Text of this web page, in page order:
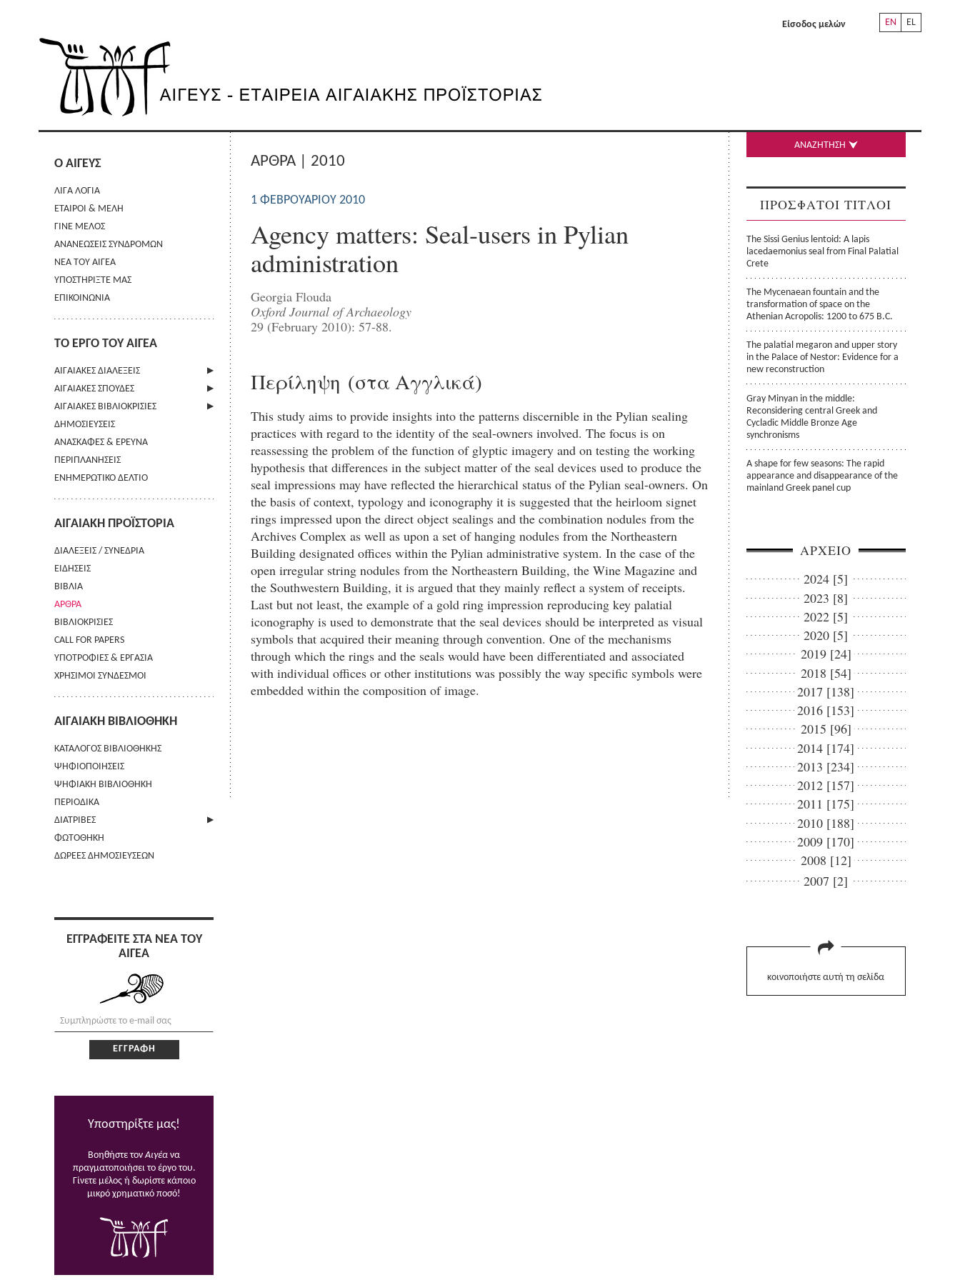
EN EL
Είσοδος μελών
Ο ΑΙΓΕΥΣ
ΛΙΓΑ ΛΟΓΙΑ
ΕΤΑΙΡΟΙ & ΜΕΛΗ
ΓΙΝΕ ΜΕΛΟΣ
ΑΝΑΝΕΩΣΕΙΣ ΣΥΝΔΡΟΜΩΝ
ΝΕΑ ΤΟΥ ΑΙΓΕΑ
ΥΠΟΣΤΗΡΙΞΤΕ ΜΑΣ
ΕΠΙΚΟΙΝΩΝΙΑ
ΤΟ ΕΡΓΟ ΤΟΥ ΑΙΓΕΑ
ΑΙΓΑΙΑΚΕΣ ΔΙΑΛΕΞΕΙΣ
ΠΛΗΡΟΦΟΡΙΕΣ
ΑΙΓΑΙΑΚΕΣ ΣΠΟΥΔΕΣ
ΠΛΗΡΟΦΟΡΙΕΣ
ΟΔΗΓΙΕΣ ΠΡΟΣ ΣΥΓΓΡΑΦΕΙΣ
ΟΡΟΙ ΧΡΗΣΗΣ
ΕΠΙΚΟΙΝΩΝΙΑ
ΑΙΓΑΙΑΚΕΣ ΒΙΒΛΙΟΚΡΙΣΙΕΣ
ΠΛΗΡΟΦΟΡΙΕΣ
ΔΗΜΟΣΙΕΥΣΕΙΣ
ΑΝΑΣΚΑΦΕΣ & ΕΡΕΥΝΑ
ΠΕΡΙΠΛΑΝΗΣΕΙΣ
ΕΝΗΜΕΡΩΤΙΚΟ ΔΕΛΤΙΟ
ΑΙΓΑΙΑΚΗ ΠΡΟΪΣΤΟΡΙΑ
ΔΙΑΛΕΞΕΙΣ / ΣΥΝΕΔΡΙΑ
ΕΙΔΗΣΕΙΣ
ΒΙΒΛΙΑ
ΑΡΘΡΑ
ΒΙΒΛΙΟΚΡΙΣΙΕΣ
CALL FOR PAPERS
ΥΠΟΤΡΟΦΙΕΣ & ΕΡΓΑΣΙΑ
ΧΡΗΣΙΜΟΙ ΣΥΝΔΕΣΜΟΙ
ΑΙΓΑΙΑΚΗ ΒΙΒΛΙΟΘΗΚΗ
ΚΑΤΑΛΟΓΟΣ ΒΙΒΛΙΟΘΗΚΗΣ
ΨΗΦΙΟΠΟΙΗΣΕΙΣ
ΨΗΦΙΑΚΗ ΒΙΒΛΙΟΘΗΚΗ
ΠΕΡΙΟΔΙΚΑ
ΔΙΑΤΡΙΒΕΣ
ΑΠΟΣΤΟΛΗ ΠΕΡΙΛΗΨΗΣ
ΦΩΤΟΘΗΚΗ
ΔΩΡΕΕΣ ΔΗΜΟΣΙΕΥΣΕΩΝ
ΕΓΓΡΑΦΕΙΤΕ ΣΤΑ ΝΕΑ ΤΟΥ
ΑΙΓΕΑ
Υποστηρίξτε μας!
Βοηθήστε τονΑιγέα να
πραγματοποιήσει το έργο του.
Γίνετε μέλος ή δωρίστε κάποιο
μικρό χρηματικό ποσό!
ΑΡΘΡΑ | 2010
1 ΦΕΒΡΟΥΑΡΊΟΥ 2010
Agency matters: Seal-users in Pylian
administration
Georgia Flouda
Oxford Journal of Archaeology
29 (February 2010): 57-88.
Περίληψη (στα Αγγλικά)
This study aims to provide insights into the patterns discernible in the Pylian sealing
practices with regard to the identity of the seal-owners involved. The focus is on
reassessing the problem of the function of glyptic imagery and on testing the working
hypothesis that differences in the subject matter of the seal devices used to produce the
seal impressions may have reflected the hierarchical status of the Pylian seal-owners. On
the basis of context, typology and iconography it is suggested that the heirloom signet
rings impressed upon the direct object sealings and the combination nodules from the
Archives Complex as well as upon a set of hanging nodules from the Northeastern
Building designated offices within the Pylian administrative system. In the case of the
open irregular string nodules from the Northeastern Building, the Wine Magazine and
the Southwestern Building, it is argued that they mainly reflect a system of receipts.
Last but not least, the example of a gold ring impression reproducing key palatial
iconography is used to demonstrate that the seal devices should be interpreted as visual
symbols that acquired their meaning through convention. One of the mechanisms
through which the rings and the seals would have been differentiated and associated
with individual offices or other institutions was possibly the way specific symbols were
embedded within the composition of image.
ΑΝΑΖΗΤΗΣΗ
ΠΡΟΣΦΑΤΟΙ ΤΙΤΛΟΙ
The Sissi Genius lentoid: A lapis
lacedaemonius seal from Final Palatial
Crete
The Mycenaean fountain and the
transformation of space on the
Athenian Acropolis: 1200 to 675 B.C.
The palatial megaron and upper story
in the Palace of Nestor: Evidence for a
new reconstruction
Gray Minyan in the middle:
Reconsidering central Greek and
Cycladic Middle Bronze Age
synchronisms
A shape for few seasons: The rapid
appearance and disappearance of the
mainland Greek panel cup
ΑΡΧΕΙΟ
2024 [5]
2023 [8]
2022 [5]
2020 [5]
2019 [24]
2018 [54]
2017 [138]
2016 [153]
2015 [96]
2014 [174]
2013 [234]
2012 [157]
2011 [175]
2010 [188]
2009 [170]
2008 [12]
2007 [2]
κοινοποιήστε αυτή τη σελίδα